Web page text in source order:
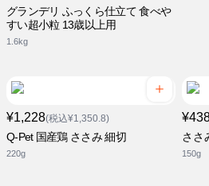
グランデリ ふっくら仕立て 食べや
すい超小粒 13歳以上用
1.6kg
¥1,228(税込¥1,350.8)
Q-Pet 国産鶏 ささみ 細切
220g
ささ
150g